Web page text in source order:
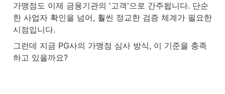
가맹점도 이제 금융기관의 '고객'으로 간주됩니다. 단순
한 사업자 확인을 넘어, 훨씬 정교한 검증 체계가 필요한
시점입니다.
그런데 지금 PG사의 가맹점 심사 방식, 이 기준을 충족
하고 있을까요?